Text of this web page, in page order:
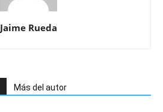
Jaime Rueda
Más del autor